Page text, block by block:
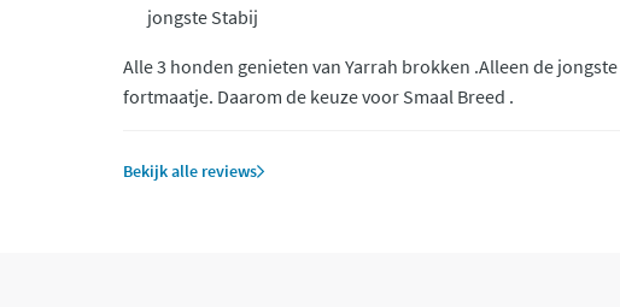
jongste Stabij
Alle 3 honden genieten van Yarrah brokken .Alleen de
fortmaatje. Daarom de keuze voor Smaal Breed .
Bekijk alle reviews